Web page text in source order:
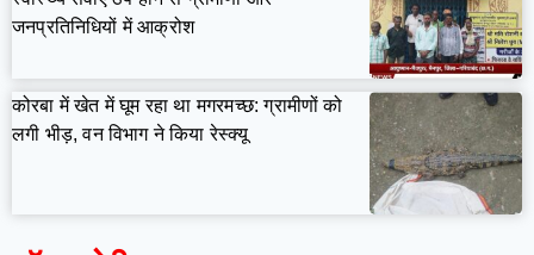
जनप्रतिनिधियों में आक्रोश
कोरबा में खेत में घूम रहा था मगरमच्छ: ग्रामीणों को
लगी भीड़, वन विभाग ने किया रेस्क्यू